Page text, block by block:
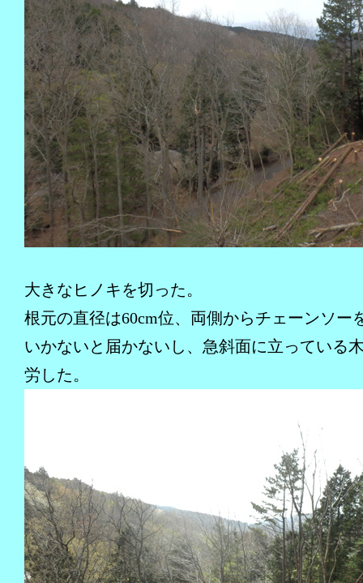
大きなヒノキを切った。
根元の直径は60cm位、両側からチェーンソー
いかないと届かないし、急斜面に立っている
労した。